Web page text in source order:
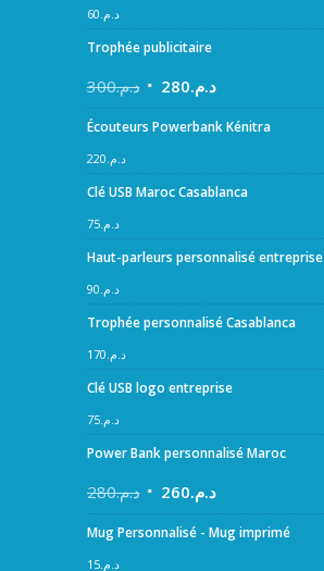
د.م. 60
Trophée publicitaire
د.م.300 د.م.280
Écouteurs Powerbank Kénitra
د.م. 220
Clé USB Maroc Casablanca
د.م.75
Haut-parleurs personnalisé entreprise
د.م. 90
Trophée personnalisé Casablanca
د.م. 170
Clé USB logo entreprise
د.م.75
Power Bank personnalisé Maroc
د.م.280 د.م.260
Mug Personnalisé - Mug imprimé
د.م.15